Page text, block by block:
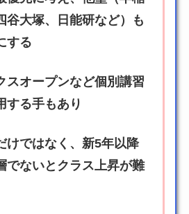
谷大塚、日能研など）も
する
スオープンなど個別講習
する手もあり
けではなく、新5年以降
でないとクラス上昇が難